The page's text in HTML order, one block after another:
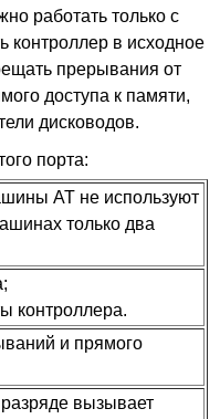
работать только с
контроллер в исходное
прерывания от
доступа к памяти,
дисководов.
порта:
AT не используют
только два
контроллера.
и прямого
вызывает